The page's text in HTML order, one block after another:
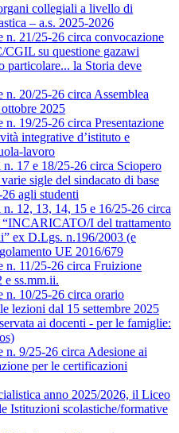
collegiali a livello di
– a.s. 2025-2026
n. 21/25-26 circa convocazione
CGIL su questione gazawi
particolare... la Storia deve
n. 20/25-26 circa Assemblea
2025
n. 19/25-26 circa Presentazione
integrative d’istituto e
lavoro
17 e 18/25-26 circa Sciopero
sigle del sindacato di base
agli studenti
12, 13, 14, 15 e 16/25-26 circa
“INCARICATO/I del trattamento
ex D.Lgs. n.196/2003 (e
UE 2016/679
n. 11/25-26 circa Fruizione
e ss.mm.ii.
n. 10/25-26 circa orario
lezioni dal 15 settembre 2025
ai docenti - per le famiglie:
n. 9/25-26 circa Adesione ai
per le certificazioni
anno 2025/2026, il Liceo
Istituzioni scolastiche/formative